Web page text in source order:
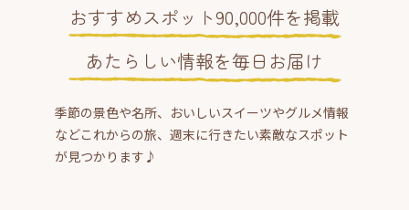
おすすめスポット90,000件を掲載
あたらしい情報を毎日お届け
季節の景色や名所、おいしいスイーツやグルメ情報
などこれからの旅、週末に行きたい素敵なスポット
が見つかります♪